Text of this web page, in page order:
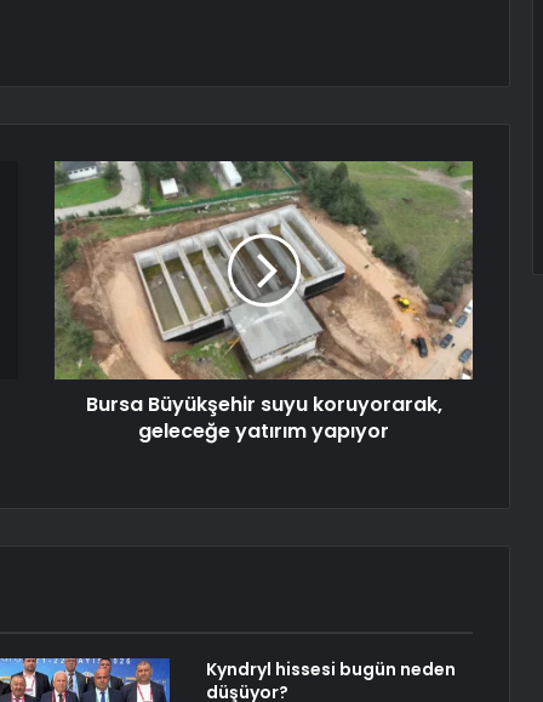
Bursa Büyükşehir suyu koruyorarak,
geleceğe yatırım yapıyor
Kyndryl hissesi bugün neden
düşüyor?